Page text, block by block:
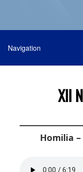
XII
Homilia